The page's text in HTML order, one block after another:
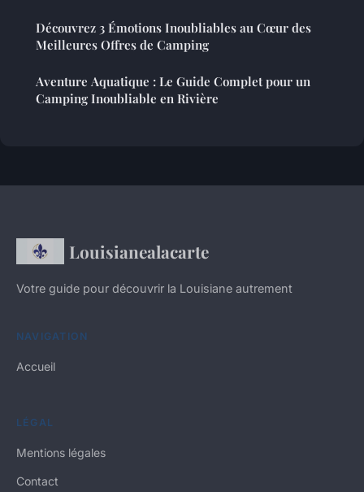
Découvrez 3 Émotions Inoubliables au Cœur des
Meilleures Offres de Camping
Aventure Aquatique : Le Guide Complet pour un
Camping Inoubliable en Rivière
Louisianealacarte
Votre guide pour découvrir la Louisiane autrement
NAVIGATION
Accueil
LÉGAL
Mentions légales
Contact